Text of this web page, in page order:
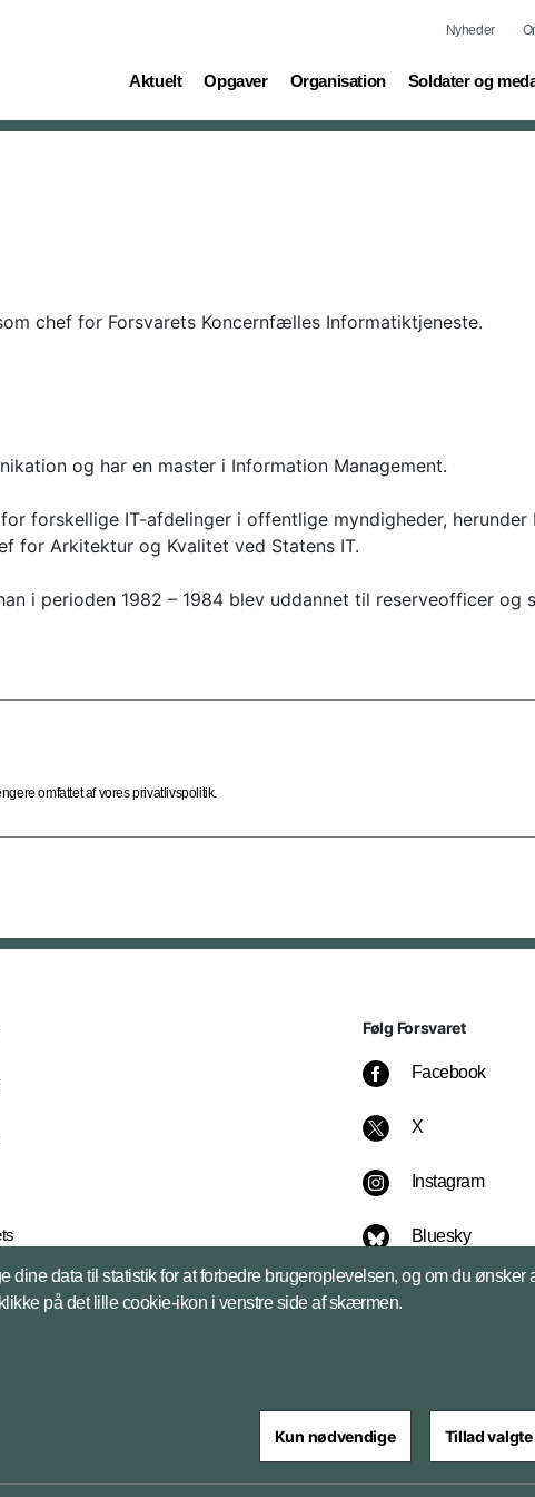
Nyheder
Aktuelt
(current) Opgaver
(current) Organisation
(current) Soldater og
(current)
chef for Forsvarets Koncernfælles Informatiktjeneste.
og har en master i Information Management.
forskellige IT-afdelinger i offentlige myndigheder,
for Arkitektur og Kvalitet ved Statens IT.
i perioden 1982 – 1984 blev uddannet til reserveofficer og
omfattet af vores privatlivspolitik.
Følg Forsvaret
Facebook
X
Instagram
Bluesky
LinkedIn
dine data til statistik for at forbedre brugeroplevelsen, og om du ønsker
på det lille cookie-ikon i venstre side af skærmen.
Kun nødvendige Tillad valgte